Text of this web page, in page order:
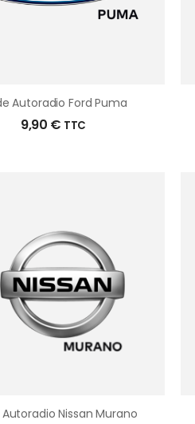
Autoradio Ford Puma
9,90 € TTC
Nissan Murano